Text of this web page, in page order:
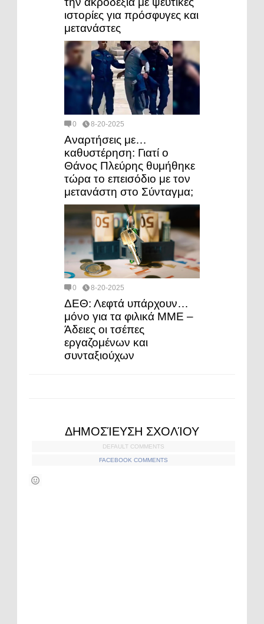
ιστορίες για πρόσφυγες και
μετανάστες
0 8-20-2025
Αναρτήσεις με…
καθυστέρηση: Γιατί ο
Θάνος Πλεύρης θυμήθηκε
τώρα το επεισόδιο με τον
μετανάστη στο Σύνταγμα;
0 8-20-2025
ΔΕΘ: Λεφτά υπάρχουν…
μόνο για τα φιλικά ΜΜΕ –
Άδειες οι τσέπες
εργαζομένων και
συνταξιούχων
ΔΗΜΟΣΊΕΥΣΗ ΣΧΟΛΊΟΥ
DEFAULT COMMENTS
FACEBOOK COMMENTS